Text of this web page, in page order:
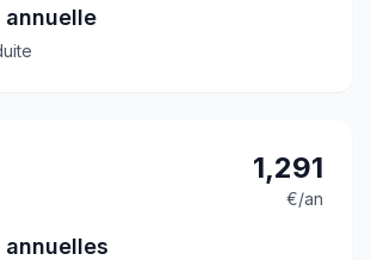
annuelle
1,291
€/an
annuelles